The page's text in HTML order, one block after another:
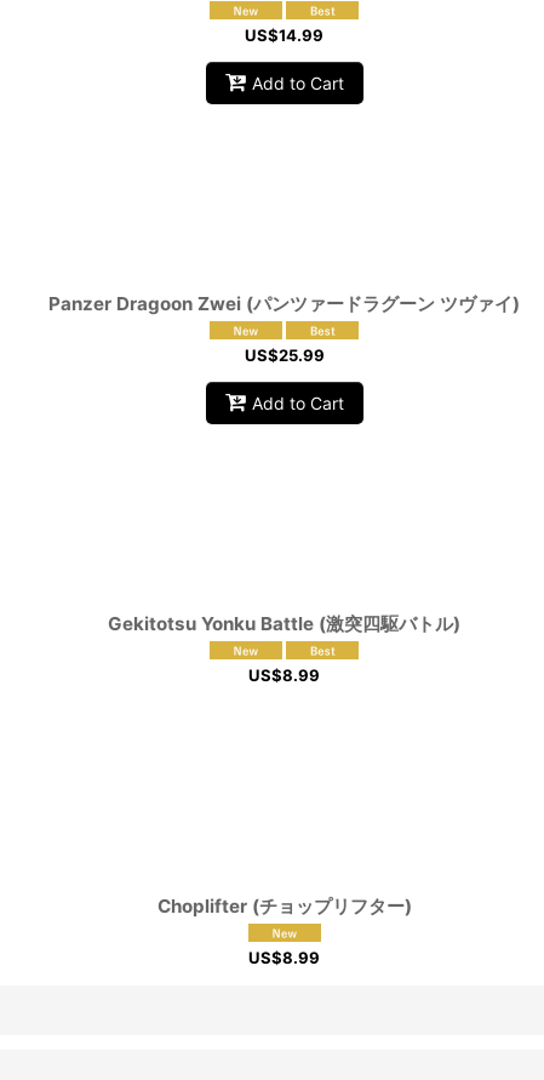
US$14.99
Add to Cart
Panzer Dragoon Zwei (パンツァードラグーン ツヴァイ)
US$25.99
Add to Cart
Gekitotsu Yonku Battle (激突四駆バトル)
US$8.99
Choplifter (チョップリフター)
US$8.99